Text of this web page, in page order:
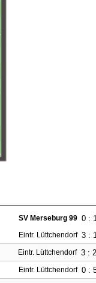
SV Merseburg 99 0 : 1
Eintr. Lüttchendorf 3 : 1
Eintr. Lüttchendorf 3 : 2
Eintr. Lüttchendorf 0 :